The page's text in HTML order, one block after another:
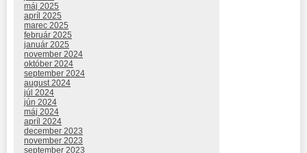
máj 2025
apríl 2025
marec 2025
február 2025
január 2025
november 2024
október 2024
september 2024
august 2024
júl 2024
jún 2024
máj 2024
apríl 2024
december 2023
november 2023
september 2023